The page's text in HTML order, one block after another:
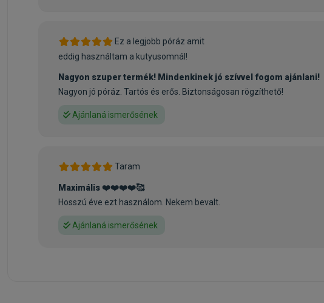
Ez a legjobb póráz amit
eddig használtam a kutyusomnál!
Nagyon szuper termék! Mindenkinek jó szívvel fogom ajánlani!
Nagyon jó póráz. Tartós és erős. Biztonságosan rögzíthető!
Ajánlaná ismerősének
Taram
Maximális ❤️❤️❤️❤️🥰
Hosszú éve ezt használom. Nekem bevalt.
Ajánlaná ismerősének